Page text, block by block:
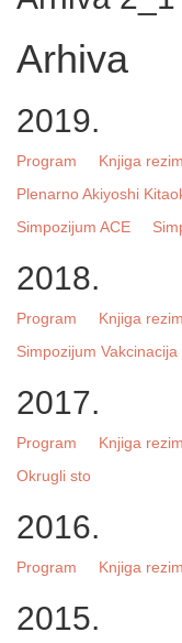
Arhiva
2019.
Program Knjiga
Plenarno Akiyoshi
Simpozijum ACE
2018.
Program Knjiga
Simpozijum Vakcinacija
2017.
Program Knjiga
Okrugli sto
2016.
Program Knjiga
2015.